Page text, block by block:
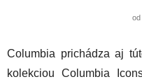
od
Columbia prichádza aj
kolekciou Columbia